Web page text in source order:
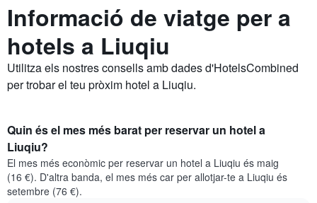
Informació de viatge per a
hotels a Liuqiu
Utilitza els nostres consells amb dades d'HotelsCombined
per trobar el teu pròxim hotel a Liuqiu.
Quin és el mes més barat per reservar un hotel a
Liuqiu?
El mes més econòmic per reservar un hotel a Liuqiu és maig
(16 €). D'altra banda, el mes més car per allotjar-te a Liuqiu és
setembre (76 €).